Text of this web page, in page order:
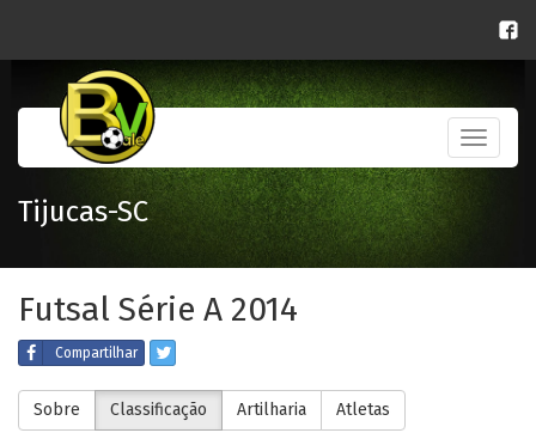
Toggle
Tijucas-SC
Futsal Série A 2014
Compartilhar
Sobre Classificação Artilharia Atletas